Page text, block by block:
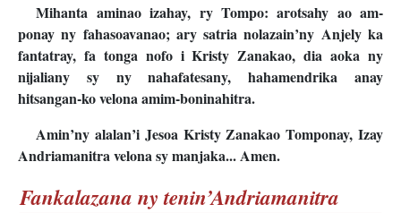
Mihanta aminao izahay, ry Tompo: arotsahy ao am-
ponay ny fahasoavanao; ary satria nolazain’ny Anjely ka
fantatray, fa tonga nofo i Kristy Zanakao, dia aoka ny
nijaliany sy ny nahafatesany, hahamendrika anay
hitsangan-ko velona amim-boninahitra.
Amin’ny alalan’i Jesoa Kristy Zanakao Tomponay, Izay
Andriamanitra velona sy manjaka... Amen.
Fankalazana ny tenin’Andriamanitra